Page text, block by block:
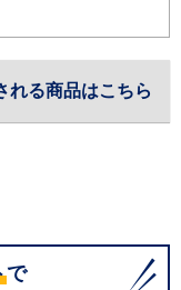
る商品はこちら
で